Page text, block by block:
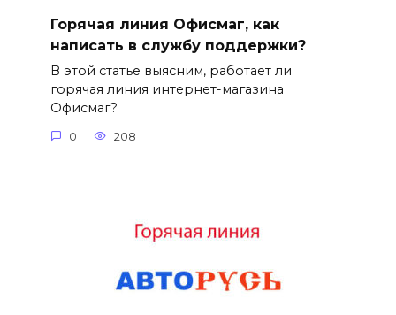
Горячая линия Офисмаг, как
написать в службу поддержки?
В этой статье выясним, работает ли
горячая линия интернет-магазина
Офисмаг?
0 208